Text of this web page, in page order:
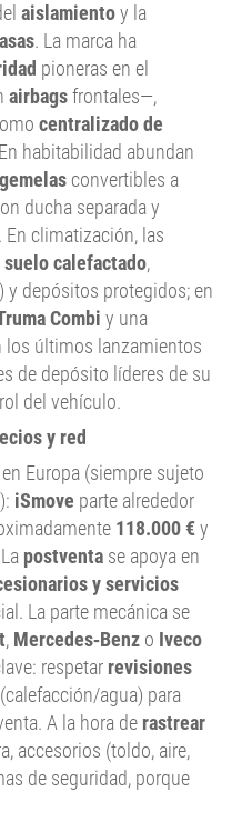
aislamientoy la
. La marca ha
pioneras en el
airbagsfrontales—,
centralizado de
habitabilidad abundan
convertibles a
ducha separada y
climatización, las
calefactado,
y depósitos protegidos; en
Combi y una
los últimos lanzamientos
de depósito líderes de su
del vehículo.
y red
en Europa (siempre sujeto
): iSmove parte alrededor
118.000 €y
postventa se apoya en
y servicios
La parte mecánica se
, Mercedes‑Benz o Iveco
respetar revisiones
agua) para
A la hora de rastrear
accesorios (toldo, aire,
de seguridad, porque